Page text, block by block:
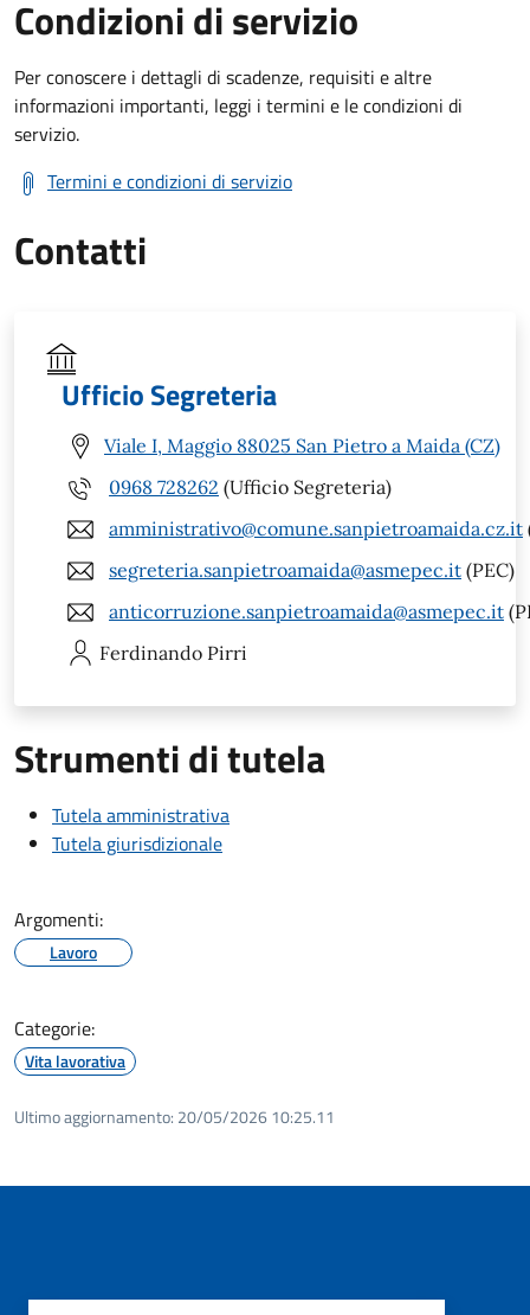
Condizioni di servizio
Per conoscere i dettagli di scadenze, requisiti e altre
informazioni importanti, leggi i termini e le condizioni di
servizio.
Termini e condizioni di servizio
Contatti
Ufficio Segreteria
Viale I, Maggio 88025 San Pietro a Maida (CZ)
0968 728262 (Ufficio Segreteria)
amministrativo@comune.sanpietroamaida.cz.it
segreteria.sanpietroamaida@asmepec.it (PEC)
anticorruzione.sanpietroamaida@asmepec.it
Ferdinando Pirri
Strumenti di tutela
Tutela amministrativa
Tutela giurisdizionale
Argomenti:
Lavoro
Categorie:
Vita lavorativa
Ultimo aggiornamento: 20/05/2026 10:25.11